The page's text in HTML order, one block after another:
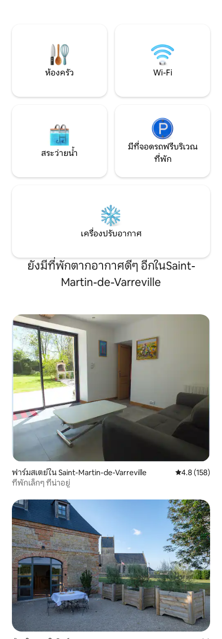
ห้องครัว Wi-Fi
สระว่ายน้ำ
มีที่จอดรถฟรีบริเวณ
ที่พัก
เครื่องปรับอากาศ
ยังมีที่พักตากอากาศดีๆ อีกในSaint-
Martin-de-Varreville
ฟาร์มสเตย์ใน Saint-Martin-de-Varreville คะแนนเฉลี่ย
4.8 (158)
ที่พักเล็กๆ ที่น่าอยู่